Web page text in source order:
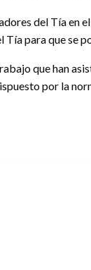
del Tía en
para que se
que han
por la